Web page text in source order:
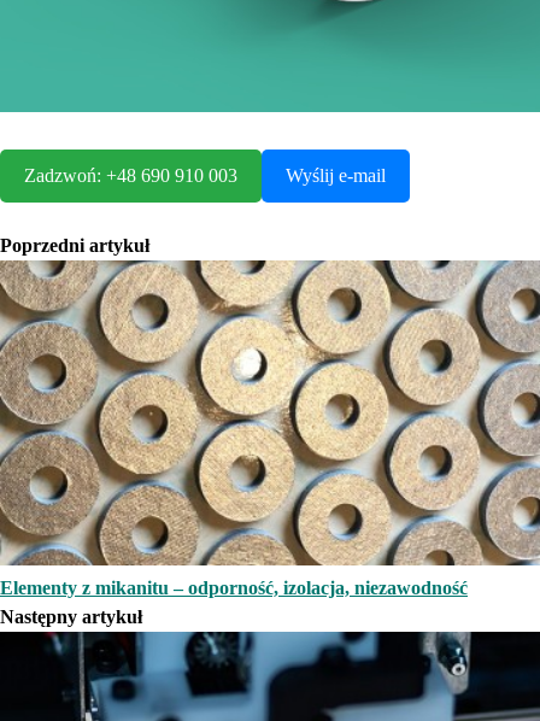
Zadzwoń: +48 690 910 003 Wyślij e-mail
Poprzedni artykuł
Elementy z mikanitu – odporność, izolacja, niezawodność
Następny artykuł